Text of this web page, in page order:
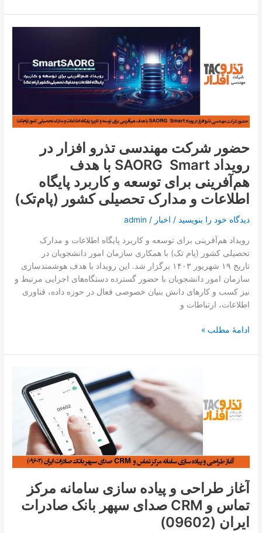
حضور شرکت مهندسی تذرو افزار در
رویداد SAORG Smart با هدف
هم‌آفرینی برای توسعه و کاربرد پایگاه
اطلاعات و مدارک تحصیلی کشور (پام‌تک)
دیدگاه‌ خود را بنویسید / اخبار /
admin
رویداد هم‌آفرینی برای توسعه و کاربرد پایگاه اطلاعات و مدارک
تحصیلی کشور (پام تک) با همکاری سازمان امور دانشجویان در
تاریخ ۱۹ شهریور ۱۴۰۳ برگزار شد. این رویداد با هدف هوشمندسازی
سازمان امور دانشجویان با حضور گسترده دستگاه‌های اجرایی مرتبط و
نیز کسب و کارهای دانش بنیان خصوصی فعال در حوزه داده، فناوری
اطلاعات، ارتباطات و
تذرو
افزار
SAORG
با
هم‌آفرینی
برای
توسعه
کاربرد
پایگاه
اطلاعات
و
مدارک
تحصیلی
کشور
ادامۀ مطلب »
آغاز طراحی و پیاده سازی سامانه مرکز
تماس و CRM صدای سپهر بانک صادرات
ایران (09602)
پیاده
تماس
CRM
صدای
سپهر
بانک